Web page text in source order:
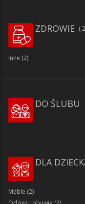
ZDROWIE 2
Inne (2)
DO ŚLUBU
DLA
Meble (2)